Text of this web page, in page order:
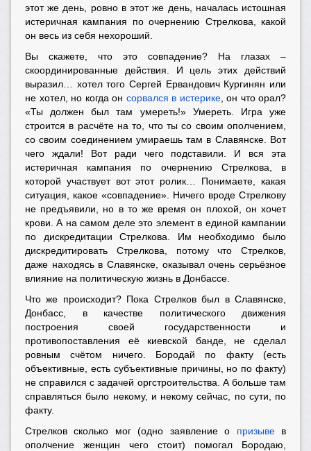
этот же день, ровно в этот же день, началась истошная
истеричная кампания по очернению Стрелкова, какой
он весь из себя нехороший.
Вы скажете, что это совпадение? На глазах –
скоординированные действия. И цель этих действий
выразил… хотел того Сергей Ервандович Кургинян или
не хотел, но когда он сорвался в истерике, он что орал?
«Ты должен был там умереть!» Умереть. Игра уже
строится в расчёте на то, что ты со своим ополчением,
со своим соединением умираешь там в Славянске. Вот
чего ждали! Вот ради чего подставили. И вся эта
истеричная кампания по очернению Стрелкова, в
которой участвует вот этот ролик… Понимаете, какая
ситуация, какое «совпадение». Ничего вроде Стрелкову
не предъявили, но в то же время он плохой, он хочет
крови. А на самом деле это элемент в единой кампании
по дискредитации Стрелкова. Им необходимо было
дискредитировать Стрелкова, потому что Стрелков,
даже находясь в Славянске, оказывал очень серьёзное
влияние на политическую жизнь в Донбассе.
Что же происходит? Пока Стрелков был в Славянске,
Донбасс, в качестве политического движения
построения своей государственности и
противопоставления её киевской банде, не сделал
ровным счётом ничего. Бородай по факту (есть
объективные, есть субъективные причины, но по факту)
не справился с задачей оргстроительства. А больше там
справляться было некому, и некому сейчас, по сути, по
факту.
Стрелков сколько мог (одно заявление о призывев
ополчение женщин чего стоит) помогал Бородаю,